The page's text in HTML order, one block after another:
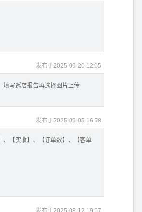
发布于2025-09-20 12:05
填写巡店报告再选择图片上传
发布于2025-09-05 16:58
、【实收】、【订单数】、【客单
发布于2025-08-12 19:07